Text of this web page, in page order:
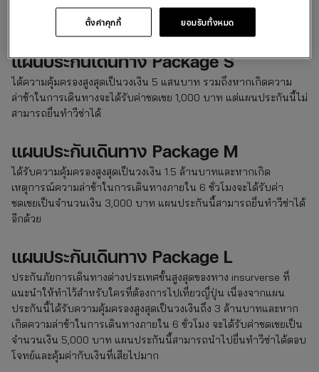
ประกันสำหรับไปเที่ยวญี่ปุ่นทางเรามีประกันจากทาง insurverse มา
แผนประกันเดินทาง Package S
ได้ความคุ้มครองสูงสุดเป็นวงเงิน 5 แสนบาท รวมถึงหากเกิดความ
ล่าช้าในการเดินทางจะได้รับค่าชดเชย 1,000 บาท แต่แผนประกันนี้ไม่
สามารถยื่นทำวีซ่าได้
แผนประกันเดินทาง Package M
ได้รับความคุ้มครองสูงสุดเป็นวงเงิน 1.5 ล้านบาทและหากเกิด
เหตุการณ์ความล่าช้าในการเดินทางภายใน 6 ชั่วโมงจะได้รับค่า
ชดเชยเป็นจำนวนเงิน 3,000 บาท แผนประกันนี้สามารถยื่นทำวีซ่าได้
อีกด้วย
แผนประกันเดินทาง Package L
ประกันภัยการเดินทางต่างประเทศขั้นสูงสุดของทาง insurverse ที่
แนะนำให้ทำไว้สำหรับใครที่ต้องการไปเที่ยวญี่ปุ่น เนื่องจากแผน
ประกันนี้ได้รับความคุ้มครองสูงสุดเป็นวงเงินถึง 3 ล้านบาทและหาก
เกิดความล่าช้าในการเดินทางภายใน 6 ชั่วโมง จะได้รับค่าชดเชยเป็น
จำนวนเงิน 5,000 บาท แผนประกันนี้สามารถนำไปยื่นทำวีซ่าได้ตอบ
โจทย์และคุ้มค่ากับเงินที่เสียไปมาก
ยอมรับทั้งหมด
ตั้งค่าคุกกี้